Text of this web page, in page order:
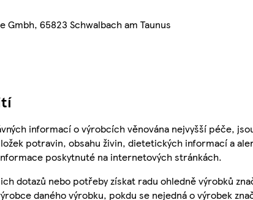
Gmbh, 65823 Schwalbach am Taunus
informací o výrobcích věnována nejvyšší péče,
potravin, obsahu živin, dietetických informací a
poskytnuté na internetových stránkách.
dotazů nebo potřeby získat radu ohledně výrobků
daného výrobku, pokdu se nejedná o výrobek